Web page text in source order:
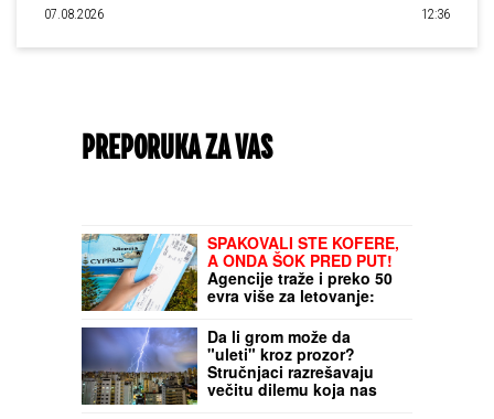
07.08.2026 12:36
PREPORUKA ZA VAS
SPAKOVALI STE KOFERE,
A ONDA ŠOK PRED PUT!
Agencije traže i preko 50
evra više za letovanje:
Evo kada NISTE DUŽNI da
im platite ni dinar
Da li grom može da
"uleti" kroz prozor?
Stručnjaci razrešavaju
večitu dilemu koja nas
muči tokom svakog